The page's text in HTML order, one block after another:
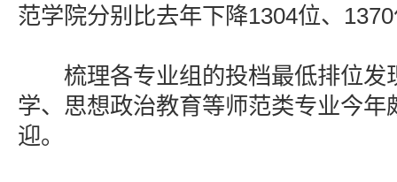
范学院分别比去年下降1304位、
梳理各专业组的投档最低排位发
学、思想政治教育等师范类专业今年
迎。